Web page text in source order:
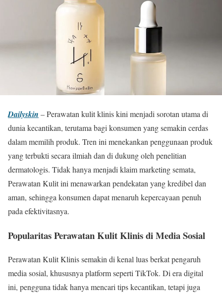
Dailyskin – Perawatan kulit klinis kini menjadi sorotan utama di
dunia kecantikan, terutama bagi konsumen yang semakin cerdas
dalam memilih produk. Tren ini menekankan penggunaan produk
yang terbukti secara ilmiah dan di dukung oleh penelitian
dermatologis. Tidak hanya menjadi klaim marketing semata,
Perawatan Kulit ini menawarkan pendekatan yang kredibel dan
aman, sehingga konsumen dapat menaruh kepercayaan penuh
pada efektivitasnya.
Popularitas Perawatan Kulit Klinis di Media Sosial
Perawatan Kulit Klinis semakin di kenal luas berkat pengaruh
media sosial, khususnya platform seperti TikTok. Di era digital
ini, pengguna tidak hanya mencari tips kecantikan, tetapi juga